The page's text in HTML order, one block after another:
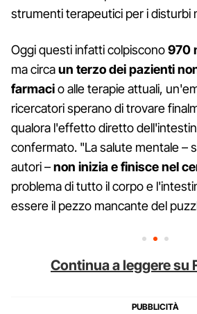
strumenti terapeutici per i disturbi
Oggi questi infatti colpiscono970
ma circaun terzo dei pazienti
farmacio alle terapie attuali,
ricercatori sperano di trovare
qualora l'effetto diretto
confermato. "La salute mentale –
autori –non inizia e finisce nel
problema di tutto il corpo e
essere il pezzo mancante del
Continua a leggere su